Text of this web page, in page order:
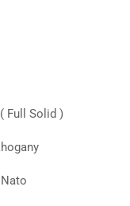
Full Solid )